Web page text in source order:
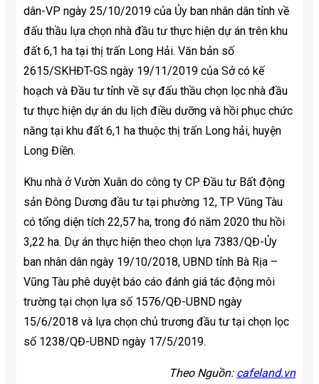
dân-VP ngày 25/10/2019 của Ủy ban nhân dân tỉnh về
đấu thầu lựa chọn nhà đầu tư thực hiện dự án trên khu
đất 6,1 ha tại thị trấn Long Hải. Văn bản số
2615/SKHĐT-GS ngày 19/11/2019 của Sở có kế
hoạch và Đầu tư tỉnh về sự đấu thầu chọn lọc nhà đầu
tư thực hiện dự án du lịch điều dưỡng và hồi phục chức
năng tại khu đất 6,1 ha thuộc thị trấn Long hải, huyện
Long Điền.
Khu nhà ở Vườn Xuân do công ty CP Đầu tư Bất động
sản Đông Dương đầu tư tại phường 12, TP Vũng Tàu
có tổng diện tích 22,57 ha, trong đó năm 2020 thu hồi
3,22 ha. Dự án thực hiện theo chọn lựa 7383/QĐ-Ủy
ban nhân dân ngày 19/10/2018, UBND tỉnh Bà Rịa –
Vũng Tàu phê duyệt báo cáo đánh giá tác động môi
trường tại chọn lựa số 1576/QĐ-UBND ngày
15/6/2018 và lựa chọn chủ trương đầu tư tại chọn lọc
số 1238/QĐ-UBND ngày 17/5/2019.
Theo Nguồn: cafeland.vn